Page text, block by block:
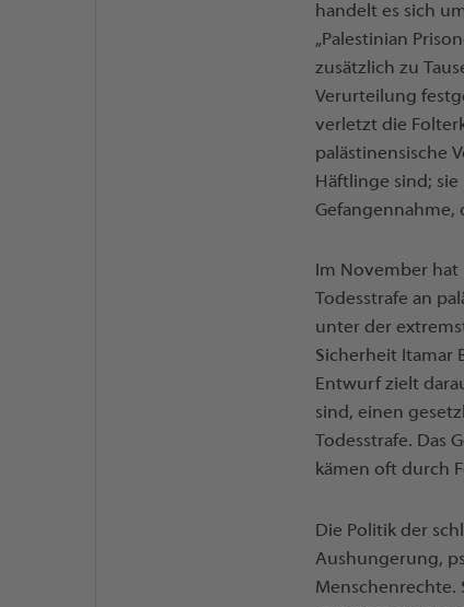
handelt es sich
„Palestinian
zusätzlich zu
Verurteilung
verletzt die
palästinensische
Häftlinge sind;
Gefangennahme,
Im November hat
Todesstrafe an
unter der
Sicherheit Itamar
Entwurf zielt
sind, einen
Todesstrafe. Das
kämen oft durch
Die Politik der
Aushungerung,
Menschenrechte.